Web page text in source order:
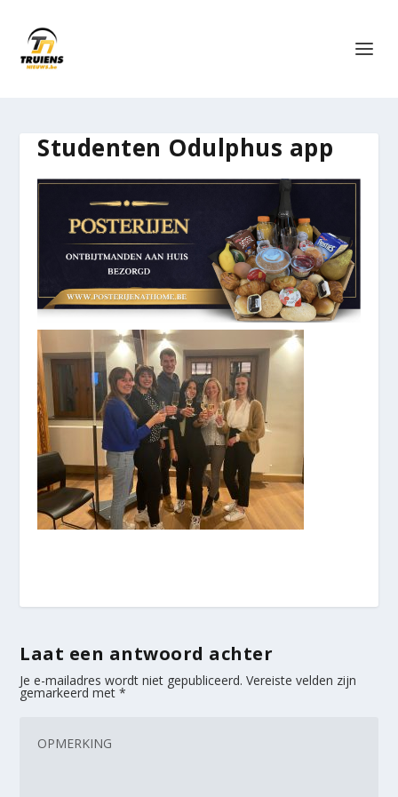
Studenten Odulphus app
Laat een antwoord achter
Je e-mailadres wordt niet gepubliceerd. Vereiste velden zijn
gemarkeerd met*